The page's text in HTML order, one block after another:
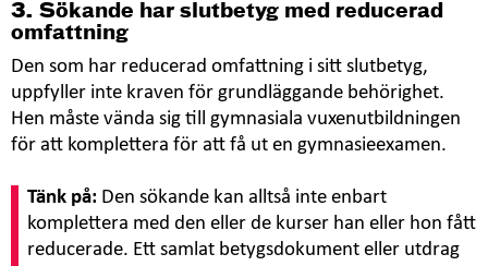
Idrott och hälsa
gymnasiet)
1
Religion
Religionskunskap
A
1
Naturkunskap Naturkunskap A
1a1
3. Sökande har slutbetyg med reducerad
omfattning
Den som har reducerad omfattning i sitt slutbetyg,
uppfyller inte kraven för grundläggande behörighet.
Hen måste vända sig till gymnasiala vuxenutbildningen
för att komplettera för att få ut en gymnasieexamen.
Tänk på: Den sökande kan alltså inte enbart
komplettera med den eller de kurser han eller hon fått
reducerade. Ett samlat betygsdokument eller utdrag